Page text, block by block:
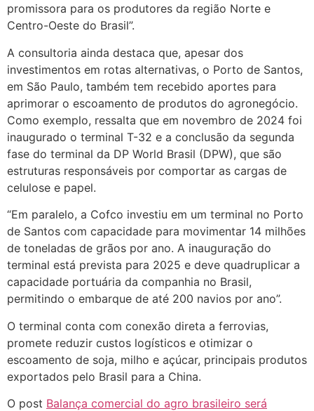
promissora para os produtores da região Norte e
Centro-Oeste do Brasil”.
A consultoria ainda destaca que, apesar dos
investimentos em rotas alternativas, o Porto de Santos,
em São Paulo, também tem recebido aportes para
aprimorar o escoamento de produtos do agronegócio.
Como exemplo, ressalta que em novembro de 2024 foi
inaugurado o terminal T-32 e a conclusão da segunda
fase do terminal da DP World Brasil (DPW), que são
estruturas responsáveis por comportar as cargas de
celulose e papel.
“Em paralelo, a Cofco investiu em um terminal no Porto
de Santos com capacidade para movimentar 14 milhões
de toneladas de grãos por ano. A inauguração do
terminal está prevista para 2025 e deve quadruplicar a
capacidade portuária da companhia no Brasil,
permitindo o embarque de até 200 navios por ano”.
O terminal conta com conexão direta a ferrovias,
promete reduzir custos logísticos e otimizar o
escoamento de soja, milho e açúcar, principais produtos
exportados pelo Brasil para a China.
O post Balança comercial do agro brasileiro será